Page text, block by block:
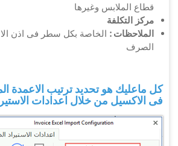
قطاع الملابس وغيرها
مركز التكلفة
الملاحظات : الخاصة بكل سطر فى اذن
الصرف
كل ماعليك هو تحديد ترتيب الاعمدة
فى الاكسيل من خلال اعدادات